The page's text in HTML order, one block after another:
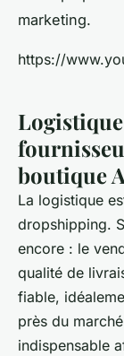
marketing.
https://
boutique
La logistique
dropshipping.
encore : le
qualité de
fiable,
près du
indispensable